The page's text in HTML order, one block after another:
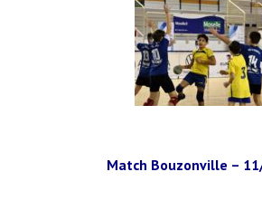
Match Bouzonville –